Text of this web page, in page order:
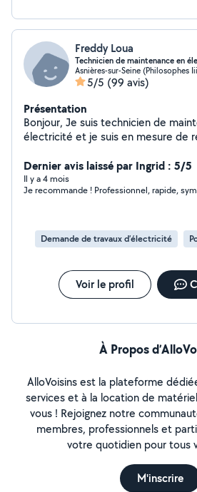
Freddy Loua
Technicien de maintenance en
Asnières-sur-Seine (Philosophes
5/5 (99 avis)
Présentation
Bonjour, Je suis technicien de maintenance en
électricité et je suis en mesure de
Dernier avis laissé par Ingrid : 5/5
Il y a 4 mois
Je recommande ! Professionnel, rapide,
Demande de travaux d’électricité
Voir le profil
À Propos
AlloVoisins est la plateforme
services et à la location de
vous ! Rejoignez notre
membres, professionnels et
votre quotidien pour tous
M'inscrire